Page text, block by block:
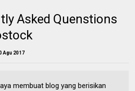
Asked Quenstions
Agu 2017
membuat blog yang berisikan